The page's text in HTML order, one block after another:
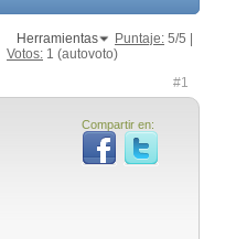
Herramientas Puntaje: 5/5 |
Votos: 1 (autovoto)
#1
Compartir en: